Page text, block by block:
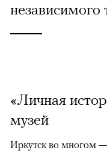
независимого
«Личная
музей
Иркутск во многом —